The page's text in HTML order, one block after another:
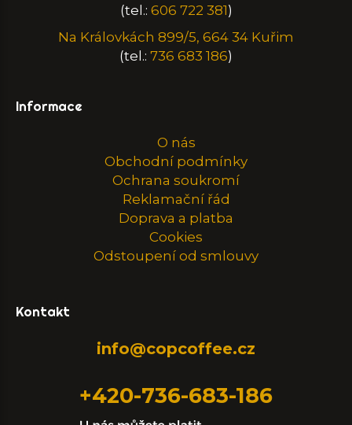
(tel.: 606 722 381)
Na Královkách 899/5, 664 34 Kuřim
(tel.: 736 683 186)
Informace
O nás
Obchodní podmínky
Ochrana soukromí
Reklamační řád
Doprava a platba
Cookies
Odstoupení od smlouvy
Kontakt
info@copcoffee.cz
+420-736-683-186